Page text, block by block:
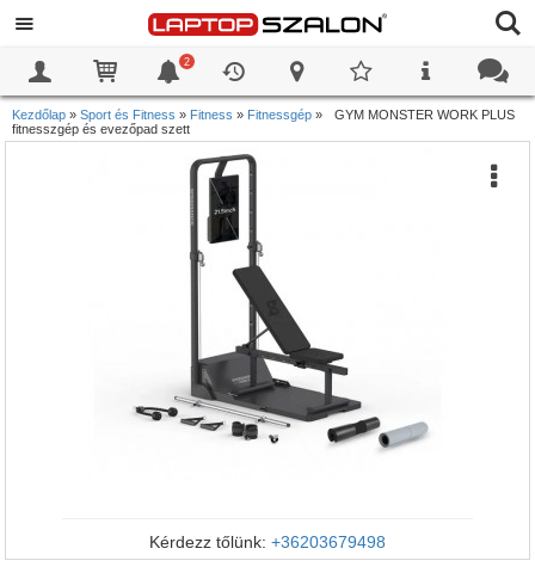
2
Kezdőlap » Sport és Fitness » Fitness » Fitnessgép »
GYM MONSTER WORK PLUS
fitnesszgép és evezőpad szett
Kérdezz tőlünk: +36203679498
0
0